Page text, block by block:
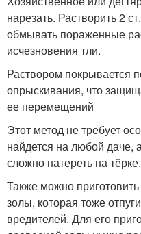
нарезать. Растворить 2
обмывать пораженные
исчезновения тли.
Раствором покрывается
опрыскивания, что
ее перемещений
Этот метод не требует
найдется на любой даче,
сложно натереть на тёрке.
Также можно
золы, которая тоже
вредителей. Для его